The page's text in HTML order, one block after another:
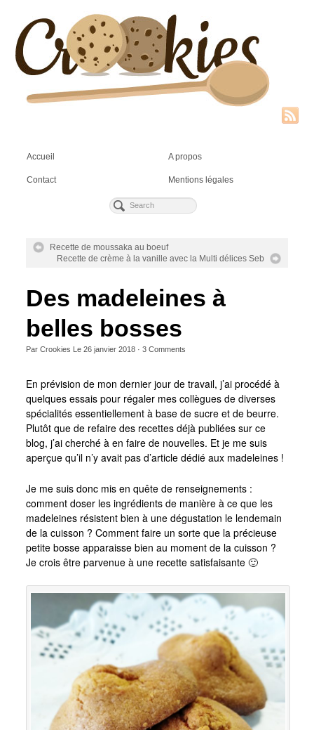
Accueil A propos
Contact Mentions légales
Recette de moussaka au boeuf
Recette de crème à la vanille avec la Multi délices Seb
Des madeleines à
belles bosses
Par Crookies Le 26 janvier 2018· 3Comments
En prévision de mon dernier jour de travail, j’ai procédé à
quelques essais pour régaler mes collègues de diverses
spécialités essentiellement à base de sucre et de beurre.
Plutôt que de refaire des recettes déjà publiées sur ce
blog, j’ai cherché à en faire de nouvelles. Et je me suis
aperçue qu’il n’y avait pas d’article dédié aux madeleines !
Je me suis donc mis en quête de renseignements :
comment doser les ingrédients de manière à ce que les
madeleines résistent bien à une dégustation le lendemain
de la cuisson ? Comment faire un sorte que la précieuse
petite bosse apparaisse bien au moment de la cuisson ?
Je crois être parvenue à une recette satisfaisante 🙂